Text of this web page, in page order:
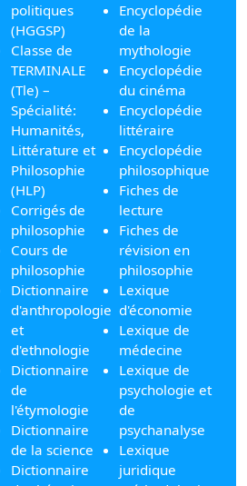
politiques
(HGGSP)
Classe de
TERMINALE
(Tle) –
Spécialité:
Humanités,
Littérature et
Philosophie
(HLP)
Corrigés de
philosophie
Cours de
philosophie
Dictionnaire
d'anthropologie
et
d'ethnologie
Dictionnaire
de
l'étymologie
Dictionnaire
de la science
Dictionnaire
Encyclopédie
de la
mythologie
Encyclopédie
du cinéma
Encyclopédie
littéraire
Encyclopédie
philosophique
Fiches de
lecture
Fiches de
révision en
philosophie
Lexique
d'économie
Lexique de
médecine
Lexique de
psychologie et
de
psychanalyse
Lexique
juridique